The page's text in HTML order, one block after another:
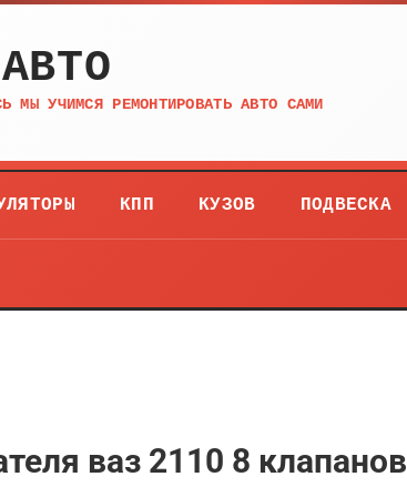
МЫ УЧИМСЯ РЕМОНТИРОВАТЬ АВТО САМИ
КПП КУЗОВ ПОДВЕСКА
ваз 2110 8 клапанов